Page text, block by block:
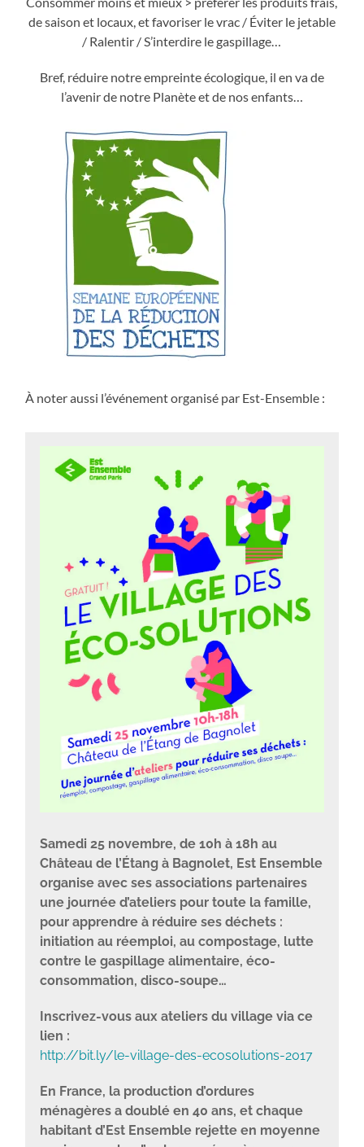
de saison et locaux, et favoriser le vrac / Éviter le jetable
/ Ralentir / S’interdire le gaspillage…
Bref, réduire notre empreinte écologique, il en va de
l’avenir de notre Planète et de nos enfants…
À noter aussi l’événement organisé par Est-Ensemble :
Samedi 25 novembre, de 10h à 18h au
Château de l’Étang à Bagnolet, Est Ensemble
organise avec ses associations partenaires
une journée d’ateliers pour toute la famille,
pour apprendre à réduire ses déchets :
initiation au réemploi, au compostage, lutte
contre le gaspillage alimentaire, éco-
consommation, disco-soupe…
Inscrivez-vous aux ateliers du village via ce
lien :
http://bit.ly/le-village-des-ecosolutions-2017
En France, la production d’ordures
ménagères a doublé en 40 ans, et chaque
habitant d’Est Ensemble rejette en moyenne